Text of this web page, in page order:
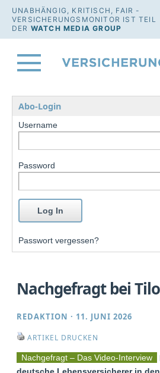
UNABHÄNGIG, KRITISCH, FAIR -
VERSICHERUNGSMONITOR IST TEIL
DER WATCH MEDIA GROUP
Abo-Login
Username
Password
Passwort vergessen?
Nachgefragt bei
REDAKTION · 11. JUNI 2026
ARTIKEL DRUCKEN
Nachgefragt – Das Video-Interview
deutsche Lebensversicherer in